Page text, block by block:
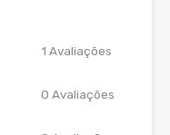
1 Avaliações
0 Avaliações